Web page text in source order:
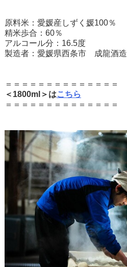
原料米：愛媛産しずく媛100％
精米歩合：60％
アルコール分：16.5度
製造者：愛媛県西条市 成龍酒造
＝＝＝＝＝＝＝＝＝＝＝＝＝＝
＜1800ml＞はこちら
＝＝＝＝＝＝＝＝＝＝＝＝＝＝